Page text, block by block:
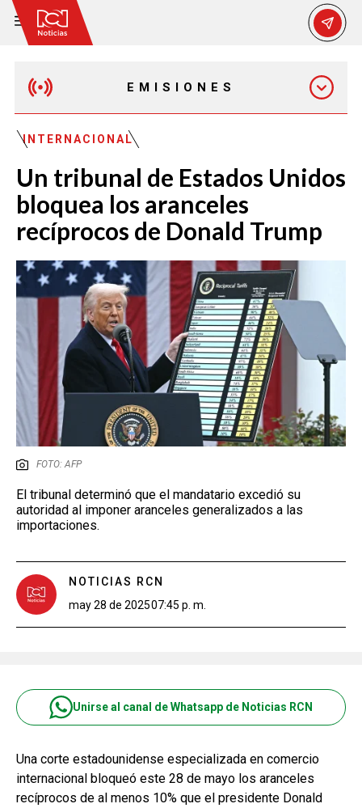
EMISIONES
EMISIÓN 12:30 PM
EMISIÓN 7:00 PM
EMISIÓN 11:30 PM
INTERNACIONAL
Un tribunal de Estados Unidos
bloquea los aranceles
recíprocos de Donald Trump
FOTO: AFP
El tribunal determinó que el mandatario excedió su
autoridad al imponer aranceles generalizados a las
importaciones.
NOTICIAS RCN
may 28 de 202507:45 p. m.
Unirse al canal de Whatsapp de Noticias RCN
Una corte estadounidense especializada en comercio
internacional bloqueó este 28 de mayo los aranceles
recíprocos de al menos 10% que el presidente Donald